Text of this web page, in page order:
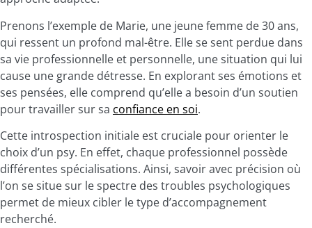
Prenons l’exemple de Marie, une jeune femme de 30 ans,
qui ressent un profond mal-être. Elle se sent perdue dans
sa vie professionnelle et personnelle, une situation qui lui
cause une grande détresse. En explorant ses émotions et
ses pensées, elle comprend qu’elle a besoin d’un soutien
pour travailler sur sa confiance en soi.
Cette introspection initiale est cruciale pour orienter le
choix d’un psy. En effet, chaque professionnel possède
différentes spécialisations. Ainsi, savoir avec précision où
l’on se situe sur le spectre des troubles psychologiques
permet de mieux cibler le type d’accompagnement
recherché.